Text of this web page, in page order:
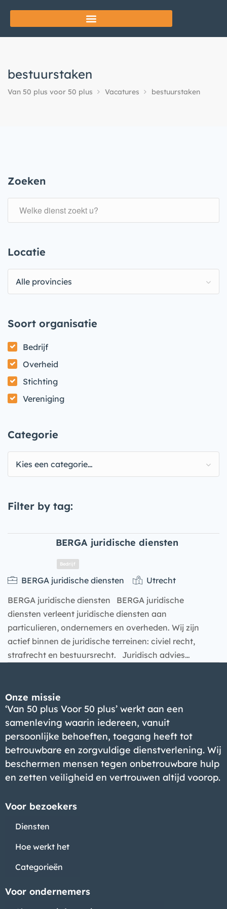
bestuurstaken
Van 50 plus voor 50 plus Vacatures bestuurstaken
Zoeken
Locatie
Alle provincies
Soort organisatie
Bedrijf
Overheid
Stichting
Vereniging
Categorie
Kies een categorie…
Filter by tag:
BERGA juridische diensten
Bedrijf
BERGA juridische diensten
Utrecht
BERGA juridische diensten BERGA juridische
diensten verleent juridische diensten aan
particulieren, ondernemers en overheden. Wij zijn
actief binnen de juridische terreinen: civiel recht,
strafrecht en bestuursrecht. Juridisch advies…
Onze missie
‘Van 50 plus Voor 50 plus’ werkt aan een
samenleving waarin iedereen, vanuit
persoonlijke behoeften, toegang heeft tot
betrouwbare en zorgvuldige dienstverlening. Wij
beschermen mensen tegen onbetrouwbare hulp
en zetten veiligheid en vertrouwen altijd voorop.
Voor bezoekers
Diensten
Hoe werkt het
Categorieën
Voor ondernemers